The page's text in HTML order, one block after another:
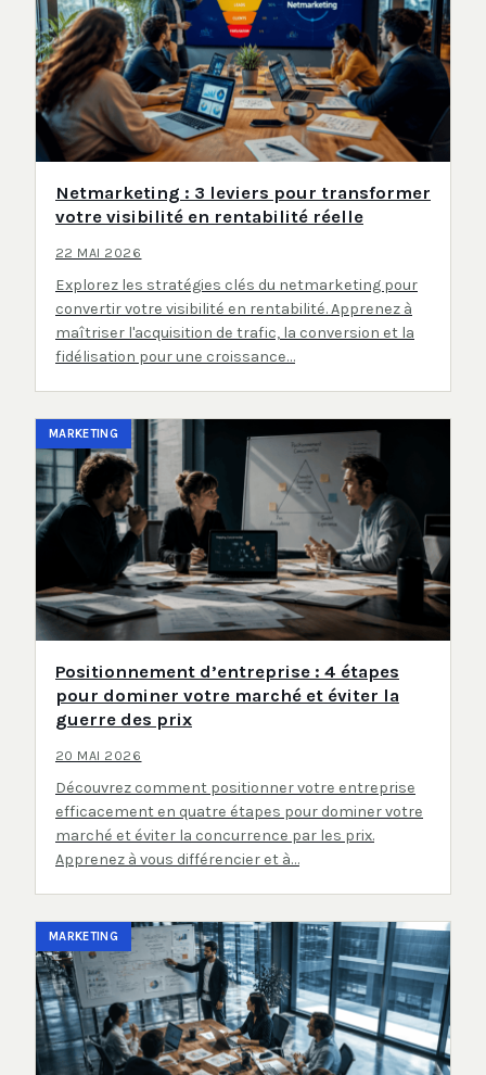
Netmarketing : 3 leviers pour transformer
votre visibilité en rentabilité réelle
22 MAI 2026
Explorez les stratégies clés du netmarketing pour
convertir votre visibilité en rentabilité. Apprenez à
maîtriser l'acquisition de trafic, la conversion et la
fidélisation pour une croissance…
MARKETING
Positionnement d’entreprise : 4 étapes
pour dominer votre marché et éviter la
guerre des prix
20 MAI 2026
Découvrez comment positionner votre entreprise
efficacement en quatre étapes pour dominer votre
marché et éviter la concurrence par les prix.
Apprenez à vous différencier et à…
MARKETING